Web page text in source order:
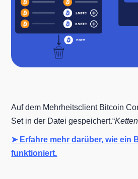
Auf dem Mehrheitsclient Bitcoin
Set in der Datei gespeichert.“
➤ Erfahre mehr darüber, wie ein
funktioniert.